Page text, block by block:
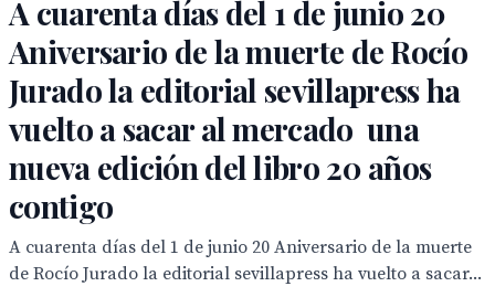
A cuarenta días del 1 de junio 20
Aniversario de la muerte de Rocío
Jurado la editorial sevillapress ha
vuelto a sacar al mercado una
nueva edición del libro 20 años
contigo
A cuarenta días del 1 de junio 20 Aniversario de la muerte
de Rocío Jurado la editorial sevillapress ha vuelto a sacar...